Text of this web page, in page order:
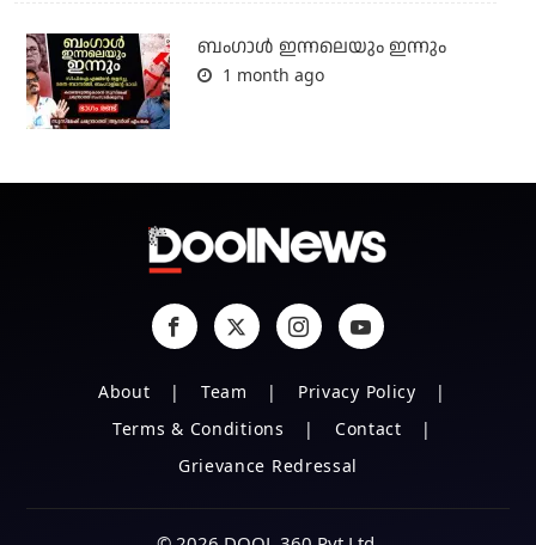
ബംഗാള്‍ ഇന്നലെയും ഇന്നും
1 month ago
About Team
Privacy Policy
Terms & Conditions
Contact
Grievance Redressal